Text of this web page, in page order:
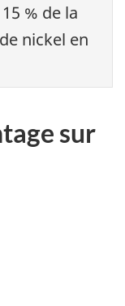
% de la
nickel en
sur